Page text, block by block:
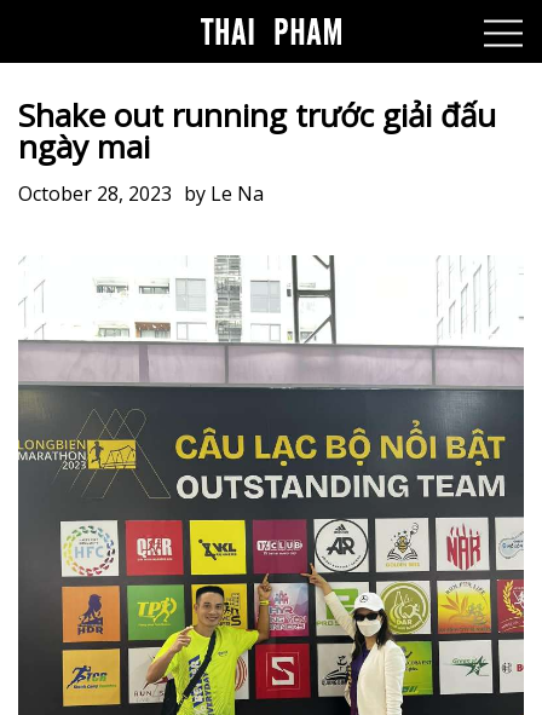
Shake out running trước giải đấu
ngày mai
October 28, 2023 by Le Na